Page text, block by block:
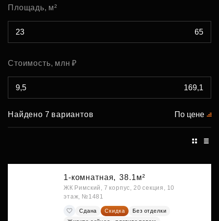
Площадь, м²
Стоимость, млн ₽
Найдено 7 вариантов По цене
1-комнатная, 38.1м²
ЖК Римский, 7 корпус, 20 секция, 10
этаж, №1481
Сдана Скидка
Без отделки